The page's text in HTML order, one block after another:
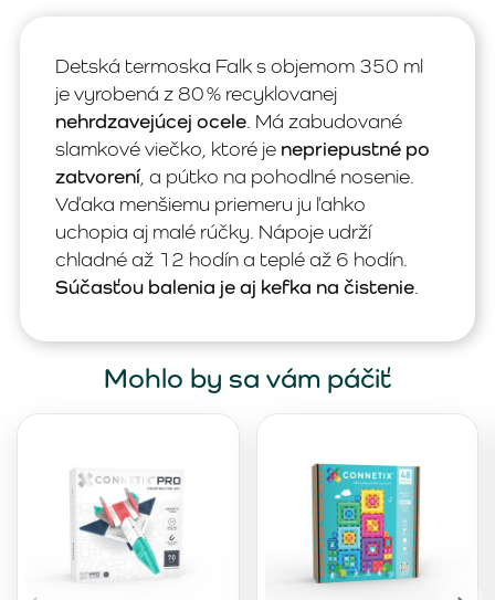
Detská termoska Falk s objemom 350 ml
je vyrobená z 80 % recyklovanej
nehrdzavejúcej ocele. Má zabudované
slamkové viečko, ktoré je nepriepustné po
zatvorení, a pútko na pohodlné nosenie.
Vďaka menšiemu priemeru ju ľahko
uchopia aj malé rúčky. Nápoje udrží
chladné až 12 hodín a teplé až 6 hodín.
Súčasťou balenia je aj kefka na čistenie.
Mohlo by sa vám páčiť